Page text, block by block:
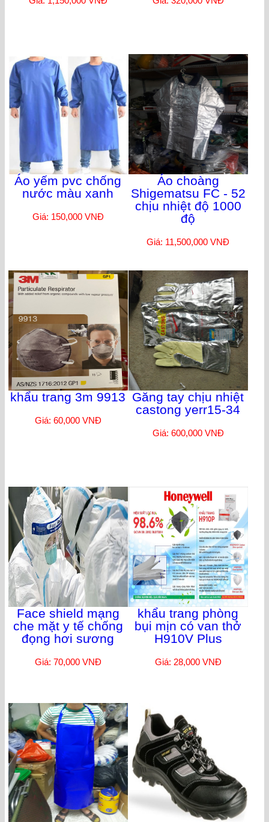
Áo yếm pvc chống
nước màu xanh
Giá: 150,000 VNĐ
Áo choàng
Shigematsu FC - 52
chịu nhiệt độ 1000
độ
Giá: 11,500,000 VNĐ
khẩu trang 3m 9913
Giá: 60,000 VNĐ
Găng tay chịu nhiệt
castong yerr15-34
Giá: 600,000 VNĐ
Face shield mạng
che mặt y tế chống
đọng hơi sương
Giá: 70,000 VNĐ
khẩu trang phòng
bụi mịn có van thở
H910V Plus
Giá: 28,000 VNĐ